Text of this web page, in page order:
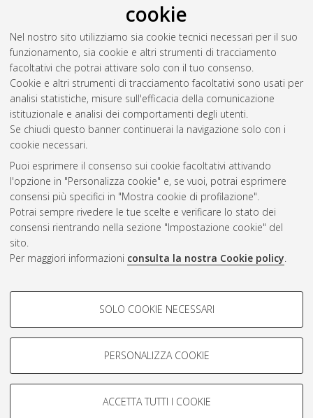
cookie
Nel nostro sito utilizziamo sia cookie tecnici necessari per il suo
funzionamento, sia cookie e altri strumenti di tracciamento
facoltativi che potrai attivare solo con il tuo consenso.
Cookie e altri strumenti di tracciamento facoltativi sono usati per
analisi statistiche, misure sull'efficacia della comunicazione
istituzionale e analisi dei comportamenti degli utenti.
Se chiudi questo banner continuerai la navigazione solo con i
cookie necessari.
Puoi esprimere il consenso sui cookie facoltativi attivando
l'opzione in "Personalizza cookie" e, se vuoi, potrai esprimere
consensi più specifici in "Mostra cookie di profilazione".
Potrai sempre rivedere le tue scelte e verificare lo stato dei
consensi rientrando nella sezione "Impostazione cookie" del
sito.
Per maggiori informazioni consulta la nostra Cookie policy.
COOKIE DI PROFILAZIONE -
Si tratta di cookie utilizzati per analizzare le caratteristiche della
navigazione degli utenti, creare profili in base al loro comportamento
Mostra cookie di profilazione
SOLO COOKIE NECESSARI
PERSONALIZZA COOKIE
ACCETTA TUTTI I COOKIE
Gestione del documento:
Atom
Rss 1.0
Rss 2.0
AMS Laurea
Impostazioni Cookie
Informativa sulla privacy
Condizioni d’uso del sito